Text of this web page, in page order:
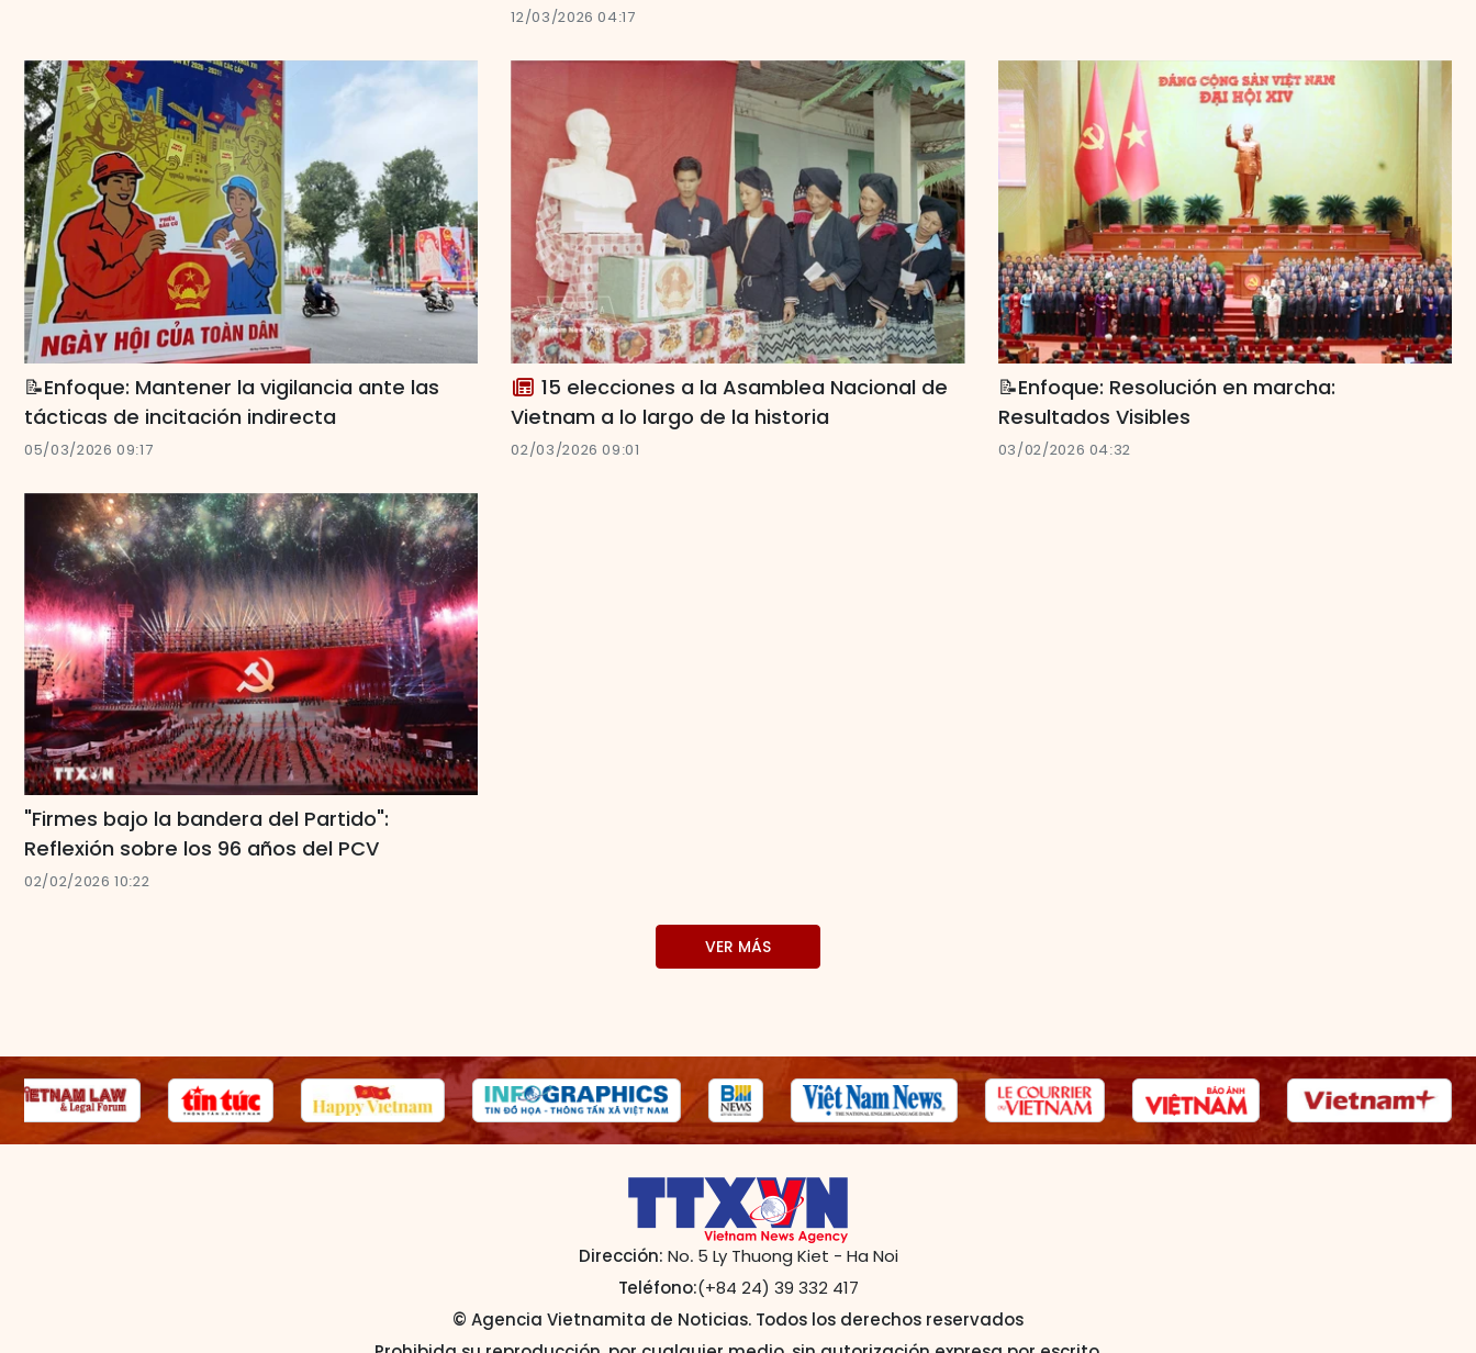
12/03/2026 04:17
📝Enfoque: Mantener la vigilancia ante las
tácticas de incitación indirecta
05/03/2026 09:17
15 elecciones a la Asamblea Nacional de
Vietnam a lo largo de la historia
02/03/2026 09:01
📝Enfoque: Resolución en marcha:
Resultados Visibles
03/02/2026 04:32
"Firmes bajo la bandera del Partido":
Reflexión sobre los 96 años del PCV
02/02/2026 10:22
VER MÁS
Dirección: No. 5 Ly Thuong Kiet - Ha Noi
Teléfono:(+84 24) 39 332 417
© Agencia Vietnamita de Noticias. Todos los derechos reservados